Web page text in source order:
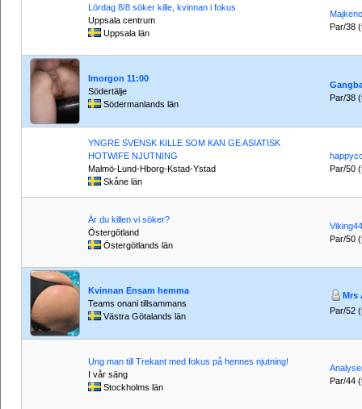
Lördag 8/8 söker kille, kvinnan i fokus
Uppsala centrum
Uppsala län
Par/38
Imorgon 11:00
Södertälje
Södermanlands län
Par/38
YNGRE SVENSK KILLE SOM KAN GE ASIATISK
HOTWIFE NJUTNING
Malmö-Lund-Hborg-Kstad-Ystad
Skåne län
Par/50
Är du killen vi söker?
Östergötland
Östergötlands län
Viking44
Par/50
Kvinnan Ensam hemma
Teams onani tillsammans
Västra Götalands län
Mrs
Par/52
Ung man till Trekant med fokus på hennes njutning!
I vår säng
Stockholms län
Par/44